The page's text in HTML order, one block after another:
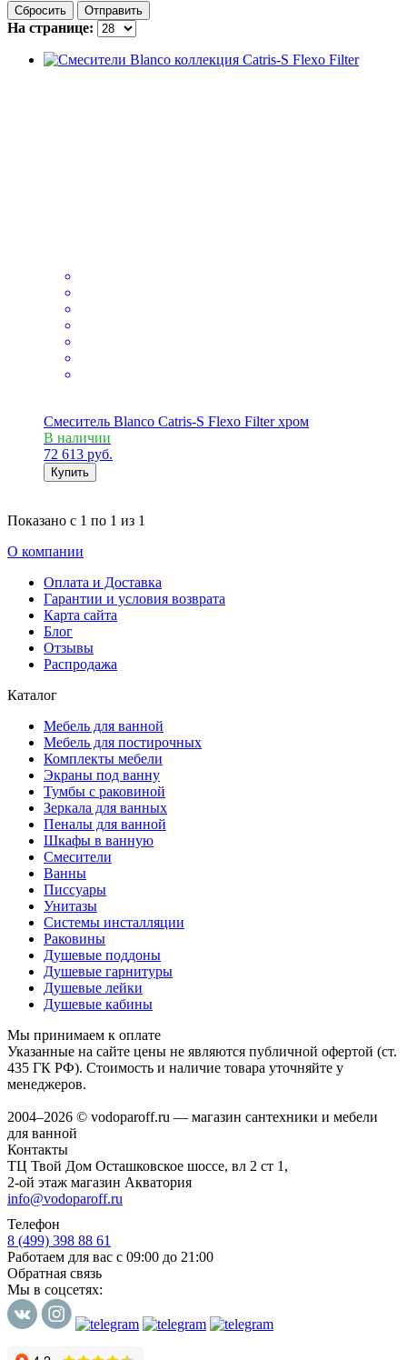
Сбросить Отправить
На странице:
Смеситель Blanco Catris-S Flexo Filter хром
В наличии
72 613 руб.
Купить
Показано с 1 по 1 из 1
О компании
Оплата и Доставка
Гарантии и условия возврата
Карта сайта
Блог
Отзывы
Распродажа
Каталог
Мебель для ванной
Мебель для постирочных
Комплекты мебели
Экраны под ванну
Тумбы с раковиной
Зеркала для ванных
Пеналы для ванной
Шкафы в ванную
Смесители
Ванны
Писсуары
Унитазы
Системы инсталляции
Раковины
Душевые поддоны
Душевые гарнитуры
Душевые лейки
Душевые кабины
Мы принимаем к оплате
Указанные на сайте цены не являются публичной офертой (ст.
435 ГК РФ). Стоимость и наличие товара уточняйте у
менеджеров.
2004–2026 © vodoparoff.ru — магазин сантехники и мебели
для ванной
Контакты
ТЦ Твой Дом Осташковское шоссе, вл 2 ст 1,
2-ой этаж магазин Акватория
info@vodoparoff.ru
Телефон
8 (499) 398 88 61
Работаем для вас с 09:00 до 21:00
Обратная связь
Мы в соцсетях: